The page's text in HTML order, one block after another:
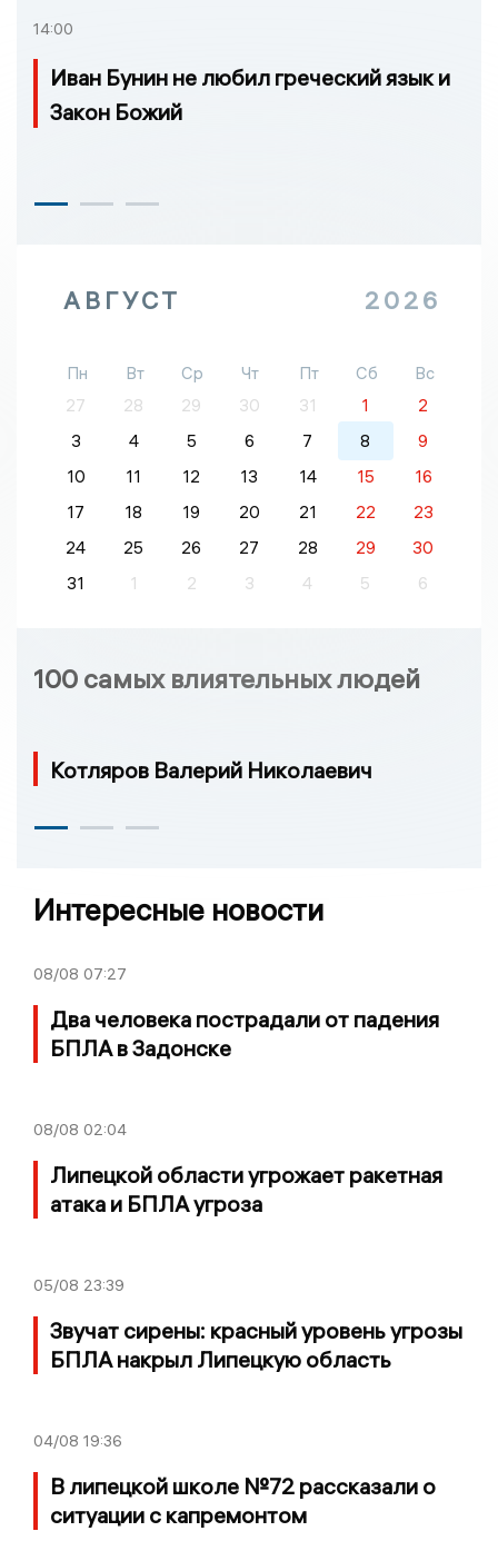
14:00
Иван Бунин не любил греческий язык и
Закон Божий
АВГУСТ 2026
Пн Вт Ср Чт Пт Сб
Вс
27
28 29 30 31 1
2
3
4 5 6 7 8
9
10
11 12 13 14 15
16
17
18 19 20 21 22
23
24
25 26 27 28 29
30
31
1 2 3 4 5 6
100 самых влиятельных людей
Котляров Валерий Николаевич
Интересные новости
08/08 07:27
Два человека пострадали от падения
БПЛА в Задонске
08/08 02:04
Липецкой области угрожает ракетная
атака и БПЛА угроза
05/08 23:39
Звучат сирены: красный уровень угрозы
БПЛА накрыл Липецкую область
04/08 19:36
В липецкой школе №72 рассказали о
ситуации с капремонтом